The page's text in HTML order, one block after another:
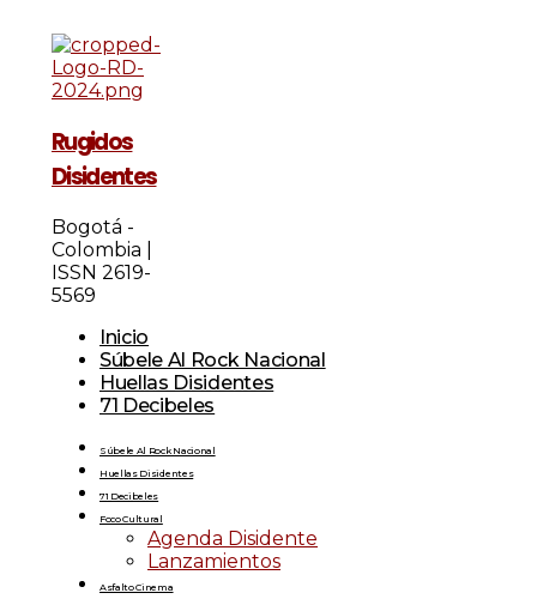
Rugidos
Disidentes
Bogotá -
Colombia |
ISSN 2619-
5569
Inicio
Súbele Al Rock Nacional
Huellas Disidentes
71 Decibeles
Súbele Al Rock Nacional
Huellas Disidentes
71 Decibeles
Foco Cultural
Agenda Disidente
Lanzamientos
Asfalto Cinema